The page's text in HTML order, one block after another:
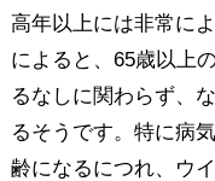
高年以上には非常に
によると、65歳以上
るなしに関わらず、
るそうです。特に病
齢になるにつれ、ウ